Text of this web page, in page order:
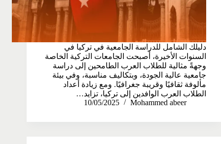
دليلك الشامل للدراسة الجامعية في تركيا في
السنوات الأخيرة، أصبحت الجامعات التركية الخاصة
وجهةً مثالية للطلاب العرب الطامحين إلى دراسة
جامعية عالية الجودة، وبتكاليف مناسبة، وفي بيئة
مألوفة ثقافيًا وقريبة جغرافيًا. ومع زيادة أعداد
الطلاب العرب الوافدين إلى تركيا، تزايد…
Mohammed abeer
10/05/2025